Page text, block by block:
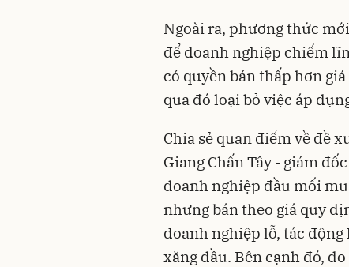
Ngoài ra, phương thức
để doanh nghiệp chiếm
có quyền bán thấp hơn
qua đó loại bỏ việc áp
Chia sẻ quan điểm về đề
Giang Chấn Tây - giám
doanh nghiệp đầu mối
nhưng bán theo giá quy
doanh nghiệp lỗ, tác
xăng dầu. Bên cạnh đó,